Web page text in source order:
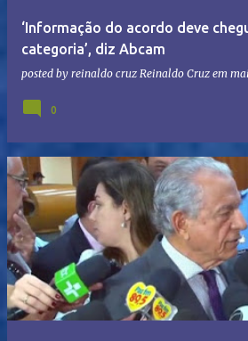
‘Informação do acordo deve
categoria’, diz Abcam
posted by reinaldo cruz Reinaldo Cruz em
0